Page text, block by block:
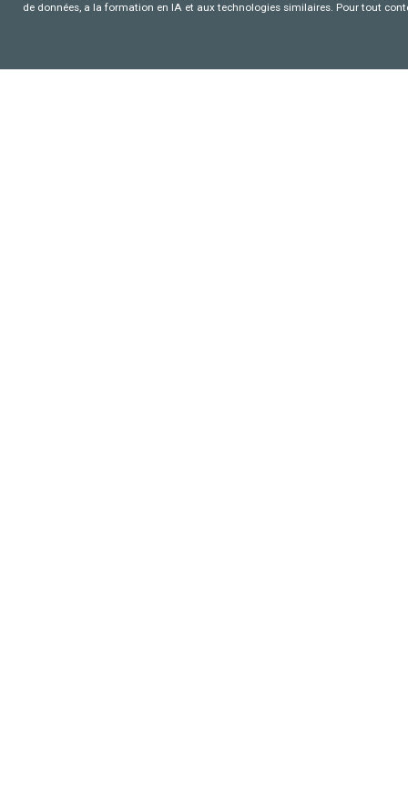
de données, a la formation en IA et aux technologies similaires. Pour tout